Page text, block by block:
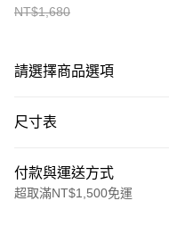
NT$1,680
請選擇商品選項
尺寸表
付款與運送方式
超取滿NT$1,500免運